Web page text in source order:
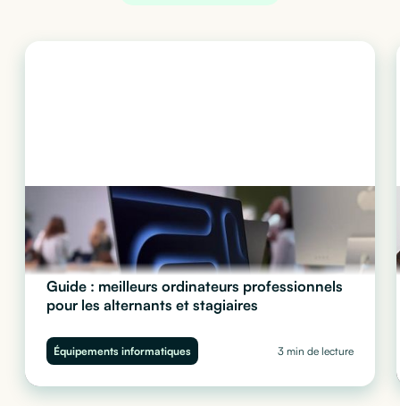
Guide : meilleurs ordinateurs professionnels
pour les alternants et stagiaires
Quel ordinateur choisir pour vos stagiaires et alternants ?
Performance, sécurité et budget : découvrez notre guide complet
pour équiper vos juniors sans impacter votre trésorerie.
Équipements informatiques 3 min de lecture